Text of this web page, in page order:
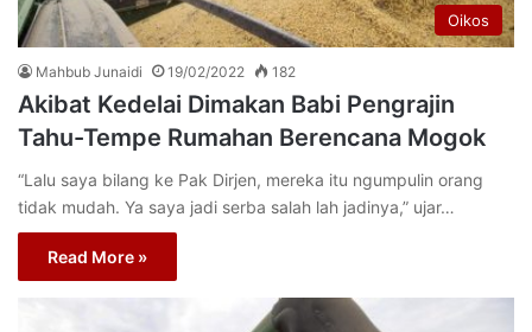
Oikos
Mahbub Junaidi 19/02/2022 182
Akibat Kedelai Dimakan Babi Pengrajin
Tahu-Tempe Rumahan Berencana Mogok
“Lalu saya bilang ke Pak Dirjen, mereka itu ngumpulin orang
tidak mudah. Ya saya jadi serba salah lah jadinya,” ujar…
Read More »